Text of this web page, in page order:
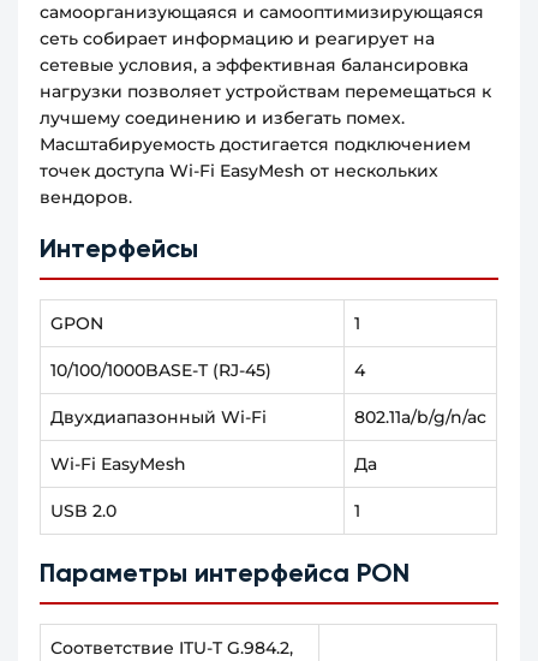
самоорганизующаяся и самооптимизирующаяся
сеть собирает информацию и реагирует на
сетевые условия, а эффективная балансировка
нагрузки позволяет устройствам перемещаться к
лучшему соединению и избегать помех.
Масштабируемость достигается подключением
точек доступа Wi-Fi EasyMesh от нескольких
вендоров.
Интерфейсы
GPON 1
10/100/1000BASE-T (RJ-45) 4
Двухдиапазонный Wi-Fi 802.11a/b/g/n/ac
Wi-Fi EasyMesh Да
USB 2.0 1
Параметры интерфейса PON
Соответствие ITU-T G.984.2,